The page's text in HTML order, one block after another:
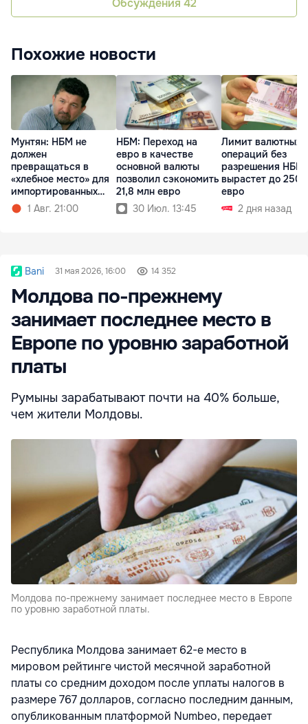
Обсуждения 42
Похожие новости
Мунтян: НБМ не
должен
превращаться в
«хлебное место» для
импортированных
управленцев
1 Авг. 21:00
НБМ: Переход на
евро в качестве
основной валюты
позволил сэкономить
21,8 млн евро
30 Июл. 13:45
Лимит валютных
операций без
разрешения НБМ
вырастет до 250
евро
2 дня назад
Bani 31 мая 2026, 16:00 14 352
Молдова по-прежнему
занимает последнее место в
Европе по уровню заработной
платы
Румыны зарабатывают почти на 40% больше,
чем жители Молдовы.
Молдова по-прежнему занимает последнее место в Европе
по уровню заработной платы.
Республика Молдова занимает 62-е место в
мировом рейтинге чистой месячной заработной
платы со средним доходом после уплаты налогов в
размере 767 долларов, согласно последним данным,
опубликованным платформой Numbeo, передает